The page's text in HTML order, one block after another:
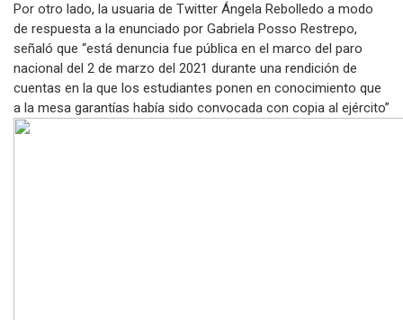
Por otro lado, la usuaria de Twitter Ángela Rebolledo a modo
de respuesta a la enunciado por Gabriela Posso Restrepo,
señaló que “está denuncia fue pública en el marco del paro
nacional del 2 de marzo del 2021 durante una rendición de
cuentas en la que los estudiantes ponen en conocimiento que
a la mesa garantías había sido convocada con copia al ejército”